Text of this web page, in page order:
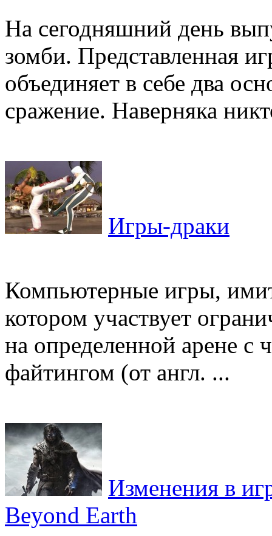
На сегодняшний день
зомби. Представленная
объединяет в себе два
сражение. Наверняка
Игры-драки
Компьютерные игры,
котором участвует
на определенной арене с
файтингом (от англ. ...
Изменения в
Beyond Earth